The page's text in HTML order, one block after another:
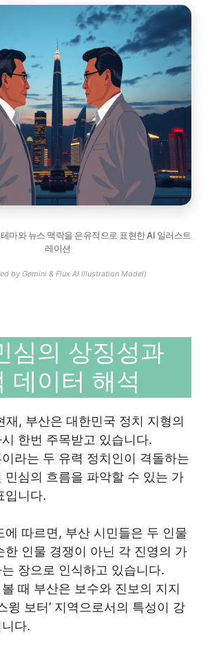
마와 뉴스 맥락을 은유적으로 표현한 AI 일러스트
레이션
by Gemini & Flux AI Illustration Model)
심의 상징성과
데이터 해석
, 부산은 대한민국 정치 지형의
한번 주목받고 있습니다.
라는 두 유력 정치인이 격돌하는
민심의 흐름을 파악할 수 있는 가
입니다.
에 따르면, 부산 시민들은 두 인물
한 인물 경쟁이 아닌 각 진영의 가
장으로 인식하고 있습니다.
때 부산은 보수와 진보의 지지
윙 보터’ 지역으로서의 특성이 강
다.